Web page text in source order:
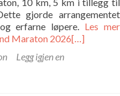
gjorde arrangementet
erfarne løpere. Les mer
Maraton 2026[…]
Legg igjen en